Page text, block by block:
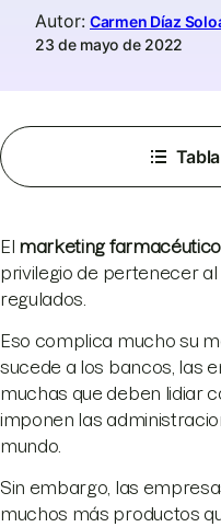
Autor: Carmen Díaz
23 de mayo de 2022
El marketing farmacéutico
privilegio de pertenecer
regulados.
Eso complica mucho su
sucede a los bancos, las
muchas que deben lidiar
imponen las
mundo.
Sin embargo, las
muchos más productos